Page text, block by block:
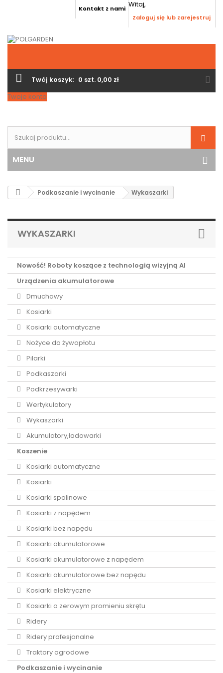
Witaj,
Zaloguj się lub zarejestruj
Kontakt z nami
Twój koszyk: 0 szt. 0,00 zł
Twoje konto
MENU
Podkaszanie i wycinanie Wykaszarki
WYKASZARKI
Nowość! Roboty koszące z technologią wizyjną AI
Urządzenia akumulatorowe
Dmuchawy
Kosiarki
Kosiarki automatyczne
Nożyce do żywopłotu
Pilarki
Podkaszarki
Podkrzesywarki
Wertykulatory
Wykaszarki
Akumulatory,ładowarki
Koszenie
Kosiarki automatyczne
Kosiarki
Kosiarki spalinowe
Kosiarki z napędem
Kosiarki bez napędu
Kosiarki akumulatorowe
Kosiarki akumulatorowe z napędem
Kosiarki akumulatorowe bez napędu
Kosiarki elektryczne
Kosiarki o zerowym promieniu skrętu
Ridery
Ridery profesjonalne
Traktory ogrodowe
Podkaszanie i wycinanie